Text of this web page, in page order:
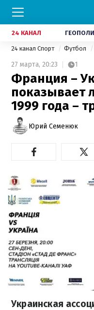
24 КАНАЛ
24 канал Спорт Футбол
27 марта, 20:23 1
Франция –
показывает
1999 года –
Юрий Семенюк
Украинская